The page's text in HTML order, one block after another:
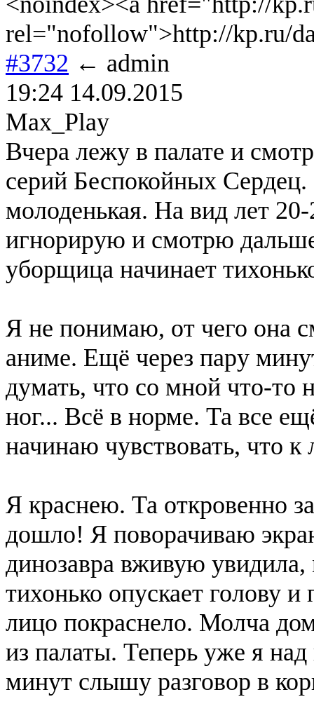
rel="nofollow">http://kp.ru/
#3732 ← admin
19:24 14.09.2015
Max_Play
Вчера лежу в палате и
серий Беспокойных
молоденькая. На вид лет
игнорирую и смотрю
уборщица начинает
Я не понимаю, от чего она
аниме. Ещё через пару
думать, что со мной что-то
ног... Всё в норме. Та все
начинаю чувствовать, что к
Я краснею. Та откровенно
дошло! Я поворачиваю
динозавра вживую увидила,
тихонько опускает голову
лицо покраснело. Молча
из палаты. Теперь уже я
минут слышу разговор в